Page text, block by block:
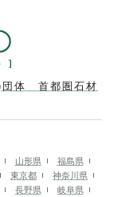
団体 首都圏石材
山形県
福島県
東京都
神奈川県
長野県 岐阜県